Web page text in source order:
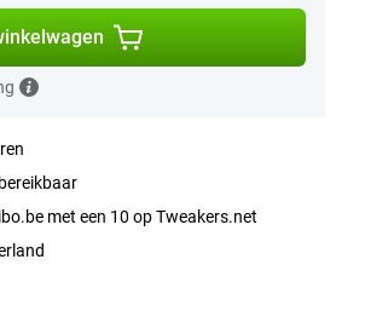
met een 10 op Tweakers.net